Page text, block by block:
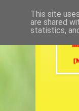
This site
are shared
statistics,